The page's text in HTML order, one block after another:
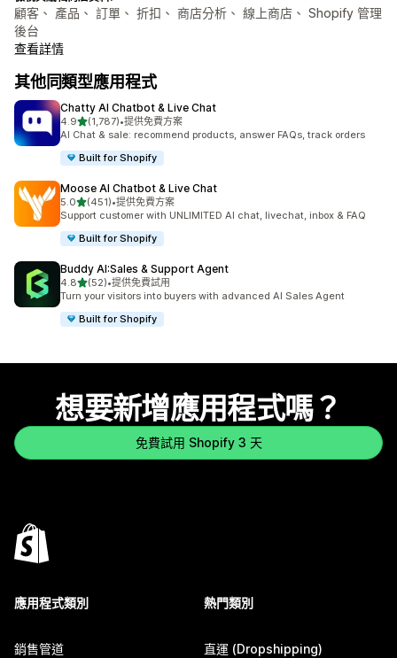
顧客、 產品、 訂單、 折扣、 商店分析、 線上商店、 Shopify 管理
後台
查看詳情
其他同類型應用程式
Chatty AI Chatbot & Live Chat
4.9滿分 5 顆星
(1,787)
共有 1787 則評價
•提供免費方案
AI Chat & sale: recommend products, answer FAQs, track orders
Built for Shopify
Moose AI Chatbot & Live Chat
5.0滿分 5 顆星
(451)
共有 451 則評價
•提供免費方案
Support customer with UNLIMITED AI chat, livechat, inbox & FAQ
Built for Shopify
Buddy AI:Sales & Support Agent
4.8滿分 5 顆星
(52)
共有 52 則評價
•提供免費試用
Turn your visitors into buyers with advanced AI Sales Agent
Built for Shopify
想要新增應用程式嗎？
免費試用 Shopify 3 天
應用程式類別
銷售管道
熱門類別
直運 (Dropshipping)